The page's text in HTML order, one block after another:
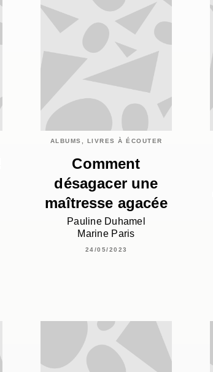
ALBUMS, LIVRES À ÉCOUTER
Comment
désagacer une
maîtresse agacée
Pauline Duhamel
Marine Paris
24/05/2023